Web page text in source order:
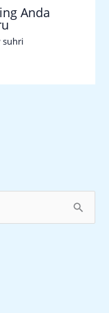
Anda
suhri